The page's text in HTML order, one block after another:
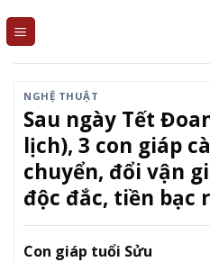
NGHỆ THUẬT
Sau ngày Tết
lịch), 3 con giáp
chuyển, đổi vận
độc đắc, tiền bạc
Con giáp tuổi Sửu